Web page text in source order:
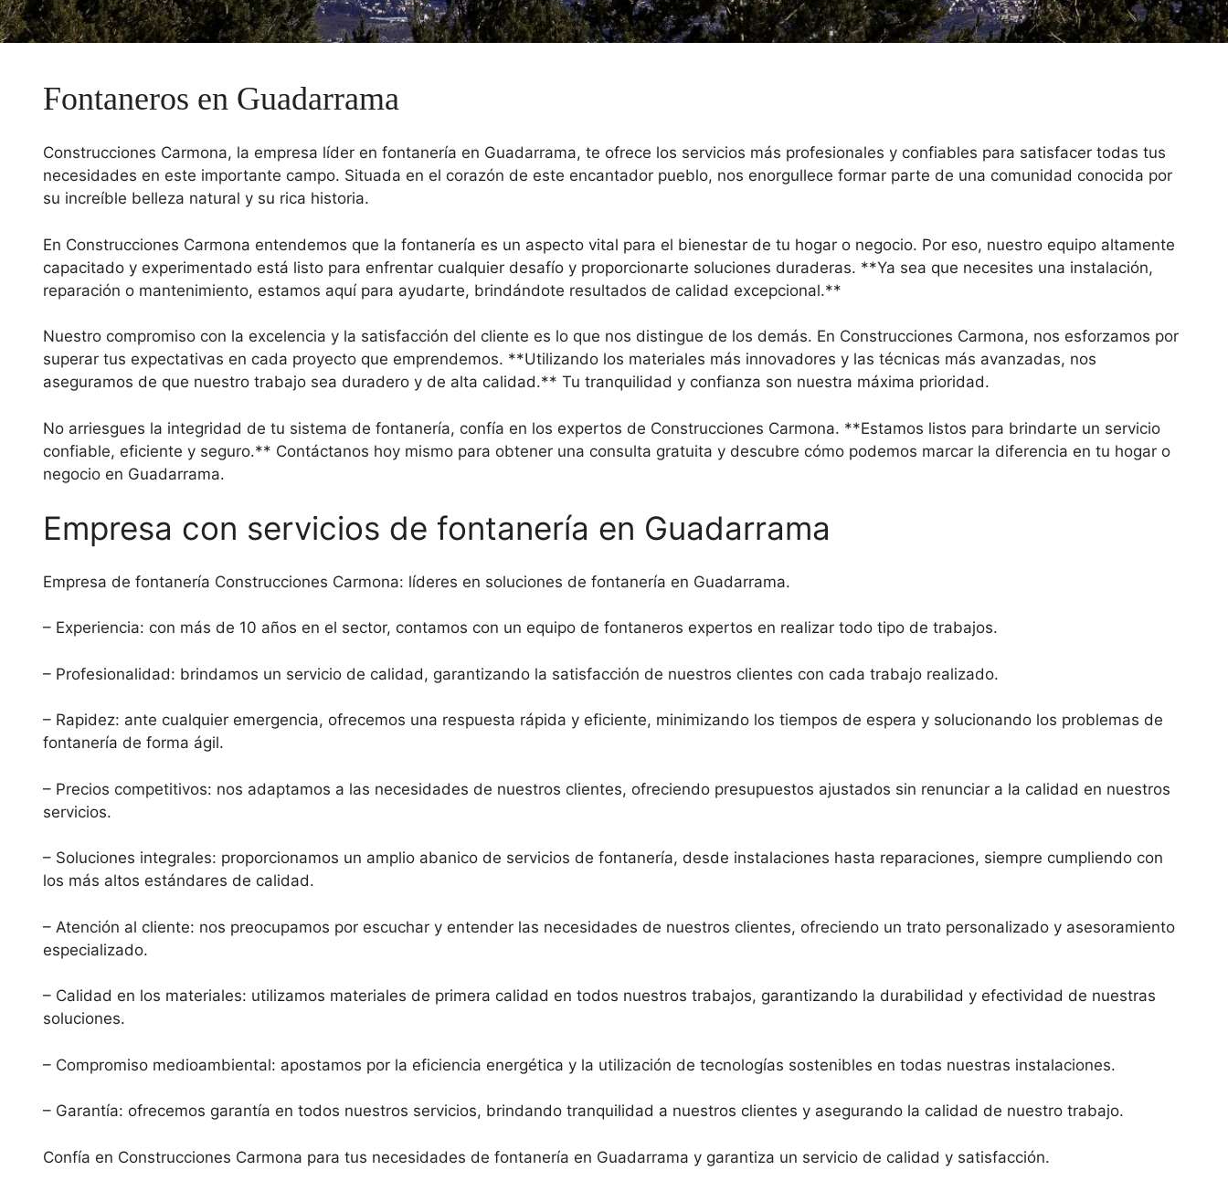
Fontaneros en Guadarrama
Construcciones Carmona, la empresa líder en fontanería en Guadarrama, te ofrece los servicios más profesionales y confiables para satisfacer todas tus
necesidades en este importante campo. Situada en el corazón de este encantador pueblo, nos enorgullece formar parte de una comunidad conocida por
su increíble belleza natural y su rica historia.
En Construcciones Carmona entendemos que la fontanería es un aspecto vital para el bienestar de tu hogar o negocio. Por eso, nuestro equipo altamente
capacitado y experimentado está listo para enfrentar cualquier desafío y proporcionarte soluciones duraderas. **Ya sea que necesites una instalación,
reparación o mantenimiento, estamos aquí para ayudarte, brindándote resultados de calidad excepcional.**
Nuestro compromiso con la excelencia y la satisfacción del cliente es lo que nos distingue de los demás. En Construcciones Carmona, nos esforzamos por
superar tus expectativas en cada proyecto que emprendemos. **Utilizando los materiales más innovadores y las técnicas más avanzadas, nos
aseguramos de que nuestro trabajo sea duradero y de alta calidad.** Tu tranquilidad y confianza son nuestra máxima prioridad.
No arriesgues la integridad de tu sistema de fontanería, confía en los expertos de Construcciones Carmona. **Estamos listos para brindarte un servicio
confiable, eficiente y seguro.** Contáctanos hoy mismo para obtener una consulta gratuita y descubre cómo podemos marcar la diferencia en tu hogar o
negocio en Guadarrama.
Empresa con servicios de fontanería en Guadarrama
Empresa de fontanería Construcciones Carmona: líderes en soluciones de fontanería en Guadarrama.
– Experiencia: con más de 10 años en el sector, contamos con un equipo de fontaneros expertos en realizar todo tipo de trabajos.
– Profesionalidad: brindamos un servicio de calidad, garantizando la satisfacción de nuestros clientes con cada trabajo realizado.
– Rapidez: ante cualquier emergencia, ofrecemos una respuesta rápida y eficiente, minimizando los tiempos de espera y solucionando los problemas de
fontanería de forma ágil.
– Precios competitivos: nos adaptamos a las necesidades de nuestros clientes, ofreciendo presupuestos ajustados sin renunciar a la calidad en nuestros
servicios.
– Soluciones integrales: proporcionamos un amplio abanico de servicios de fontanería, desde instalaciones hasta reparaciones, siempre cumpliendo con
los más altos estándares de calidad.
– Atención al cliente: nos preocupamos por escuchar y entender las necesidades de nuestros clientes, ofreciendo un trato personalizado y asesoramiento
especializado.
– Calidad en los materiales: utilizamos materiales de primera calidad en todos nuestros trabajos, garantizando la durabilidad y efectividad de nuestras
soluciones.
– Compromiso medioambiental: apostamos por la eficiencia energética y la utilización de tecnologías sostenibles en todas nuestras instalaciones.
– Garantía: ofrecemos garantía en todos nuestros servicios, brindando tranquilidad a nuestros clientes y asegurando la calidad de nuestro trabajo.
Confía en Construcciones Carmona para tus necesidades de fontanería en Guadarrama y garantiza un servicio de calidad y satisfacción.